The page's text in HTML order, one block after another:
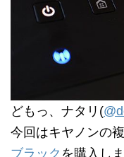
どもっ、ナタリ(
今回はキヤノンの
ブラック を購入しま